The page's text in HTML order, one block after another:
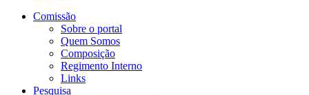
Comissão
Sobre o portal
Quem Somos
Composição
Regimento Interno
Links
Pesquisa